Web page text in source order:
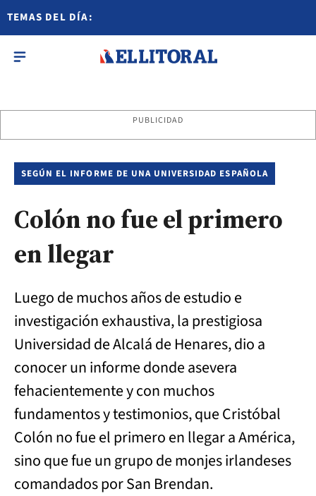
TEMAS DEL DÍA:
PUBLICIDAD
SEGÚN EL INFORME DE UNA UNIVERSIDAD ESPAÑOLA
Colón no fue el primero
en llegar
Luego de muchos años de estudio e
investigación exhaustiva, la prestigiosa
Universidad de Alcalá de Henares, dio a
conocer un informe donde asevera
fehacientemente y con muchos
fundamentos y testimonios, que Cristóbal
Colón no fue el primero en llegar a América,
sino que fue un grupo de monjes irlandeses
comandados por San Brendan.